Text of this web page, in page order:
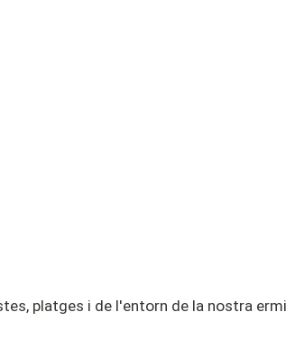
platges i de l'entorn de la nostra